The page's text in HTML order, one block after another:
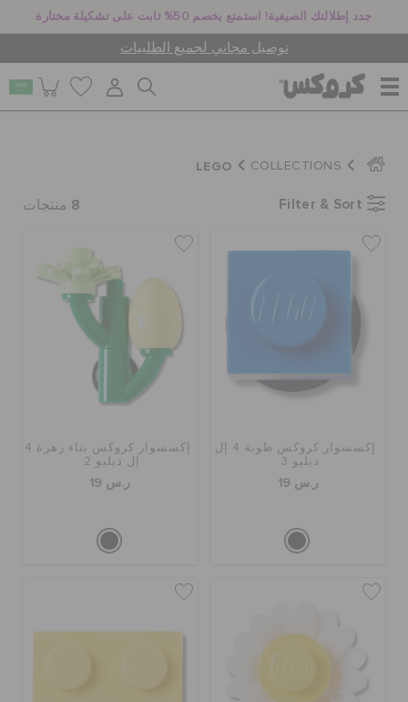
جدد إطلالتك الصيفية! استمتع بخصم 50% ثابت على تشكيلة مختارة
توصيل مجاني لجميع الطلبيات
للرجال
مميز
تسجيل الدخول / اشتراك
COLLECTIONS
LEGO
Filter & Sort
8 منتجات
إكسسوار كروكس طوبة 4 إل
دبليو 3
ر.س 19
إكسسوار كروكس بناء زهرة 4
إل دبليو 2
ر.س 19